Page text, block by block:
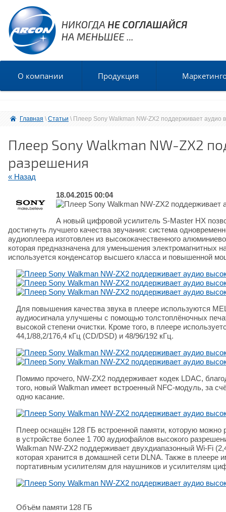
О компании Продукция
Главная \ Статьи \ Плеер Sony Walkman NW-ZX2 поддерживает аудио
Плеер Sony Walkman NW-ZX2
разрешения
« Назад
18.04.2015 00:04
А новый цифровой усилитель S-Master HX
достигнуть лучшего качества звучания: система
аудиоплеера изготовлен из высококачественного
которая предназначена для уменьшения электромагнитных
используется конденсатор высшего класса и повышенной
Для повышения качества звука в плеере используются
аудиосигнала улучшены с помощью толстоплёночных
высокой степени очистки. Кроме того, в плеере
44,1/88,2/176,4 кГц (CD/DSD) и 48/96/192 кГц.
Помимо прочего, NW-ZX2 поддерживает кодек LDAC,
того, новый Walkman имеет встроенный NFC-модуль, за
одно касание.
Плеер оснащён 128 ГБ встроенной памяти, которую можно
в устройстве более 1 700 аудиофайлов высокого
Walkman NW-ZX2 поддерживает двухдиапазонный Wi-Fi
которая хранится в домашней сети DLNA. Также в плеере
портативным усилителям для наушников и усилителям
Объём памяти 128 ГБ